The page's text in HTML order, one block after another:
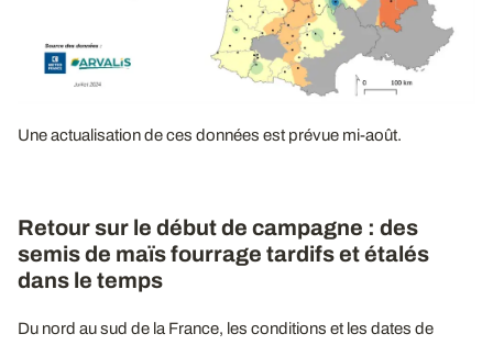
Une actualisation de ces données est prévue mi-août.
Retour sur le début de campagne : des
semis de maïs fourrage tardifs et étalés
dans le temps
Du nord au sud de la France, les conditions et les dates de